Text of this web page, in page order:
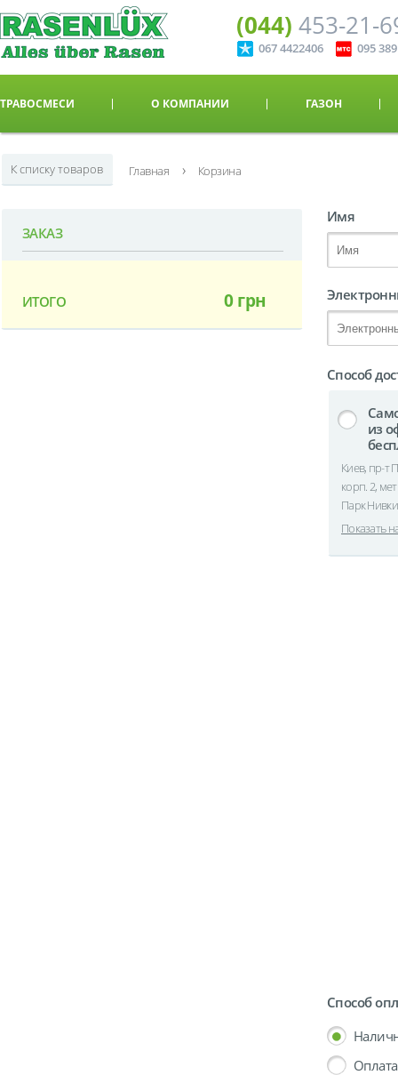
(044) 453-21-
067 4422406 095
ТРАВОСМЕСИ О КОМПАНИИ ГАЗОН
К списку товаров Главная › Корзина
ЗАКАЗ
ИТОГО 0грн
Имя
Способ
из
Киев, пр-т
корп. 2,
Парк Нивки
Показать
Способ